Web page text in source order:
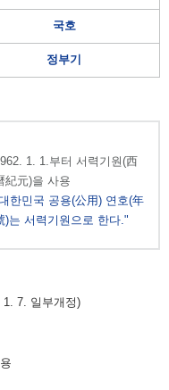
국호
정부기
1. 1.부터 서력기원(西
紀元)을 사용
한민국 공용(公用) 연호(年
)는 서력기원으로 한다."
1. 7. 일부개정)